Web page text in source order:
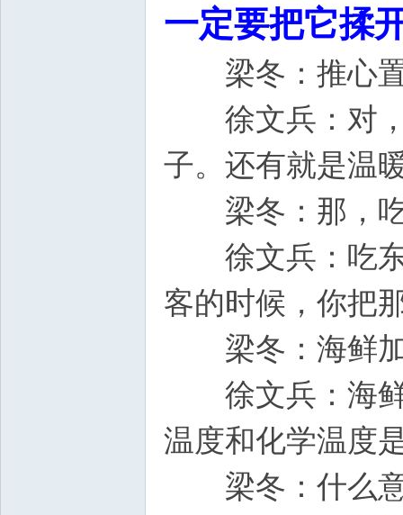
一定要把它揉
梁冬：推心
徐文兵：对，
子。还有就是温
梁冬：那，吃
徐文兵：吃东
客的时候，你把
梁冬：海鲜加
徐文兵：海鲜
温度和化学温度
梁冬：什么